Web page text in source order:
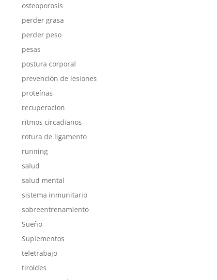
osteoporosis
perder grasa
perder peso
pesas
postura corporal
prevención de lesiones
proteínas
recuperacion
ritmos circadianos
rotura de ligamento
running
salud
salud mental
sistema inmunitario
sobreentrenamiento
Sueño
Suplementos
teletrabajo
tiroides